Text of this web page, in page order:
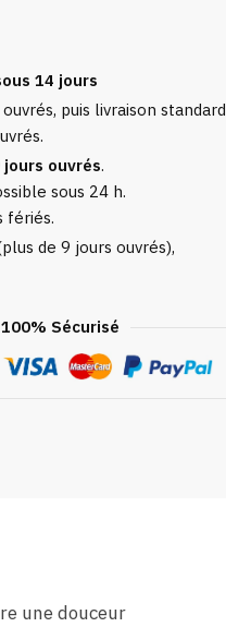
14 jours
puis livraison standard
jours ouvrés.
sous 24 h.
fériés.
de 9 jours ouvrés),
Sécurisé
une douceur